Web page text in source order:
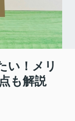
い！メリ
も解説